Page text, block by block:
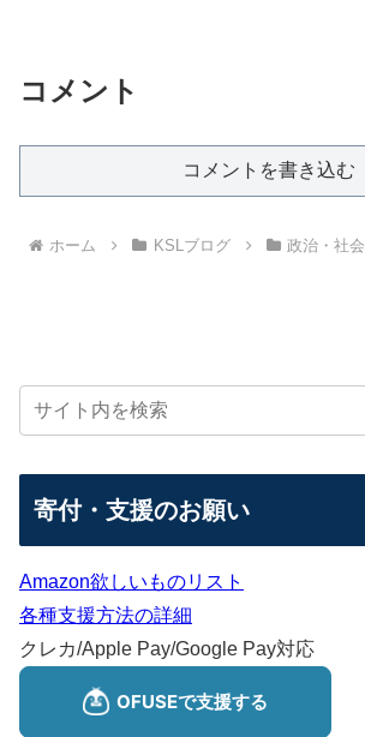
コメント
コメントを書き込む
ホーム KSLブログ 政治・社会
寄付・支援のお願い
Amazon欲しいものリスト
各種支援方法の詳細
クレカ/Apple Pay/Google Pay対応